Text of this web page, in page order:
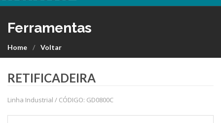
Ferramentas
Home Voltar
RETIFICADEIRA
Linha Industrial / CÓDIGO: GD0800C